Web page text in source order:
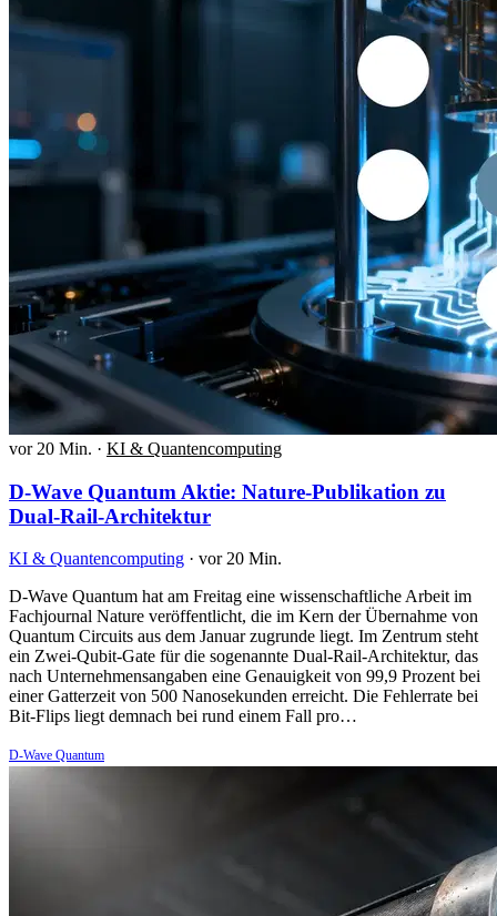
vor 20 Min. · KI & Quantencomputing
D-Wave Quantum Aktie: Nature-Publikation zu
Dual-Rail-Architektur
KI & Quantencomputing · vor 20 Min.
D-Wave Quantum hat am Freitag eine wissenschaftliche Arbeit im
Fachjournal Nature veröffentlicht, die im Kern der Übernahme von
Quantum Circuits aus dem Januar zugrunde liegt. Im Zentrum steht
ein Zwei-Qubit-Gate für die sogenannte Dual-Rail-Architektur, das
nach Unternehmensangaben eine Genauigkeit von 99,9 Prozent bei
einer Gatterzeit von 500 Nanosekunden erreicht. Die Fehlerrate bei
Bit-Flips liegt demnach bei rund einem Fall pro…
D-Wave Quantum